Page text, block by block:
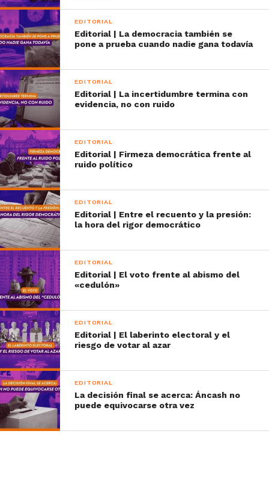
EDITORIAL
Editorial | La democracia también se
pone a prueba cuando nadie gana todavía
EDITORIAL
Editorial | La incertidumbre termina con
evidencia, no con ruido
EDITORIAL
Editorial | Firmeza democrática frente al
ruido político
EDITORIAL
Editorial | Entre el recuento y la presión:
la hora del rigor democrático
EDITORIAL
Editorial | El voto frente al abismo del
«cedulón»
EDITORIAL
Editorial | El laberinto electoral y el
riesgo de votar al azar
EDITORIAL
La decisión final se acerca: Áncash no
puede equivocarse otra vez